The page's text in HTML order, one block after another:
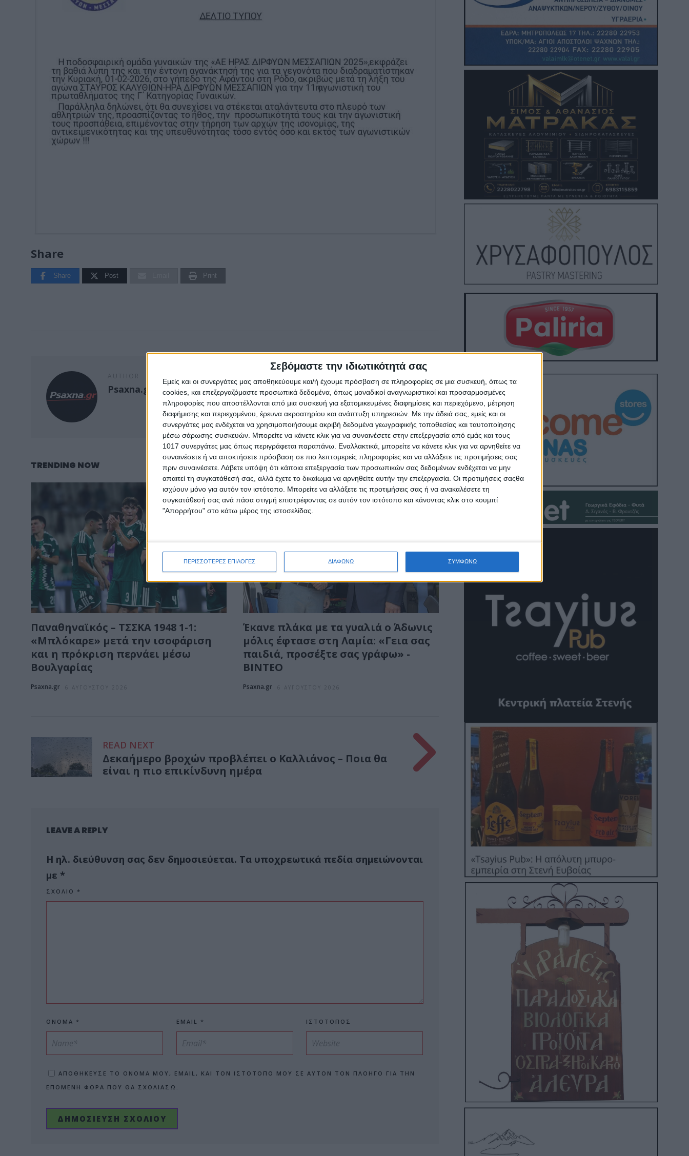
Σεβόμαστε την ιδιωτικότητά σας
Εμείς και οι συνεργάτες μας αποθηκεύουμε και/ή έχουμε πρόσβαση σε πληροφορίες σε μια συσκευή, όπως τα
cookies, και επεξεργαζόμαστε προσωπικά δεδομένα, όπως μοναδικοί αναγνωριστικοί και προσαρμοσμένες
πληροφορίες που αποστέλλονται από μια συσκευή για εξατομικευμένες διαφημίσεις και περιεχόμενο, μέτρηση
διαφήμισης και περιεχομένου, έρευνα ακροατηρίου και ανάπτυξη υπηρεσιών. Με την άδειά σας, εμείς και οι
συνεργάτες μας ενδέχεται να χρησιμοποιήσουμε ακριβή δεδομένα γεωγραφικής τοποθεσίας και ταυτοποίησης
μέσω σάρωσης συσκευών. Μπορείτε να κάνετε κλικ για να συναινέσετε στην επεξεργασία από εμάς και τους
1017 συνεργάτες μας όπως περιγράφεται παραπάνω. Εναλλακτικά, μπορείτε να κάνετε κλικ για να αρνηθείτε να
συναινέσετε ή να αποκτήσετε πρόσβαση σε πιο λεπτομερείς πληροφορίες και να αλλάξετε τις προτιμήσεις σας
πριν συναινέσετε. Λάβετε υπόψη ότι κάποια επεξεργασία των προσωπικών σας δεδομένων ενδέχεται να μην
απαιτεί τη συγκατάθεσή σας, αλλά έχετε το δικαίωμα να αρνηθείτε αυτήν την επεξεργασία. Οι προτιμήσεις σαςθα
ισχύουν μόνο για αυτόν τον ιστότοπο. Μπορείτε να αλλάξετε τις προτιμήσεις σας ή να ανακαλέσετε τη
συγκατάθεσή σας ανά πάσα στιγμή επιστρέφοντας σε αυτόν τον ιστότοπο και κάνοντας κλικ στο κουμπί
"Απορρήτου" στο κάτω μέρος της ιστοσελίδας.
ΠΕΡΙΣΣΟΤΕΡΕΣ ΕΠΙΛΟΓΕΣ ΔΙΑΦΩΝΩ ΣΥΜΦΩΝΩ
Share
Share Post Print
Psaxna.gr
TRENDING NOW
Παναθηναϊκός – ΤΣΣΚΑ 1948 1-1:
«Μπλόκαρε» μετά την ισοφάριση
και η πρόκριση περνάει μέσω
Βουλγαρίας
Psaxna.gr 6 ΑΥΓΟΎΣΤΟΥ 2026
Έκανε πλάκα με τα γυαλιά ο Άδωνις
μόλις έφτασε στη Λαμία: «Γεια σας
παιδιά, προσέξτε σας γράφω» -
ΒΙΝΤΕΟ
Psaxna.gr 6 ΑΥΓΟΎΣΤΟΥ 2026
READ NEXT
Δεκαήμερο βροχών προβλέπει ο Καλλιάνος – Ποια θα
είναι η πιο επικίνδυνη ημέρα
LEAVE A REPLY
Η ηλ. διεύθυνση σας δεν δημοσιεύεται. Τα υποχρεωτικά πεδία σημειώνονται
με *
ΣΧΌΛΙΟ *
ΌΝΟΜΑ * EMAIL * ΙΣΤΌΤΟΠΟΣ
ΑΠΟΘΉΚΕΥΣΕ ΤΟ ΌΝΟΜΆ ΜΟΥ, EMAIL, ΚΑΙ ΤΟΝ ΙΣΤΌΤΟΠΟ ΜΟΥ ΣΕ ΑΥΤΌΝ ΤΟΝ ΠΛΟΗΓΌ ΓΙΑ ΤΗΝ
ΕΠΌΜΕΝΗ ΦΟΡΆ ΠΟΥ ΘΑ ΣΧΟΛΙΆΣΩ.